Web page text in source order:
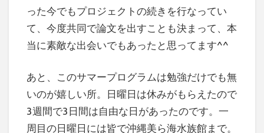
った今でもプロジェクトの続きを行なってい
て、今度共同で論文を出すことも決まって、本
当に素敵な出会いでもあったと思ってます^^
あと、このサマープログラムは勉強だけでも無
いのが嬉しい所。日曜日は休みがもらえたので
3週間で3日間は自由な日があったのです。一
周目の日曜日には皆で沖縄美ら海水族館まで。